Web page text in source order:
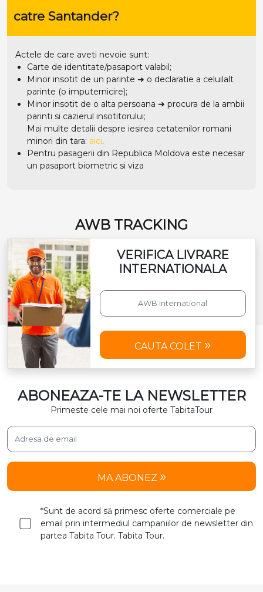
un pasaport biometric si viza
AWB TRACKING
VERIFICA LIVRARE
INTERNATIONALA
ABONEAZA-TE LA NEWSLETTER
Primeste cele mai noi oferte TabitaTour
MA ABONEZ
*Sunt de acord să primesc oferte comerciale pe
partea Tabita Tour. Tabita Tour.
Cum cumpar
Modalitati de plata
Conditii Generale de Transport Colete
Conditii de ambalare si restrictii la transport
Conditii generale de transport international